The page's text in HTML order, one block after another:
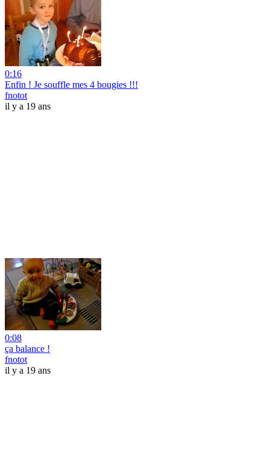
0:16
Enfin ! Je souffle mes 4 bougies !!!
fnotot
il y a 19 ans
0:08
ça balance !
fnotot
il y a 19 ans